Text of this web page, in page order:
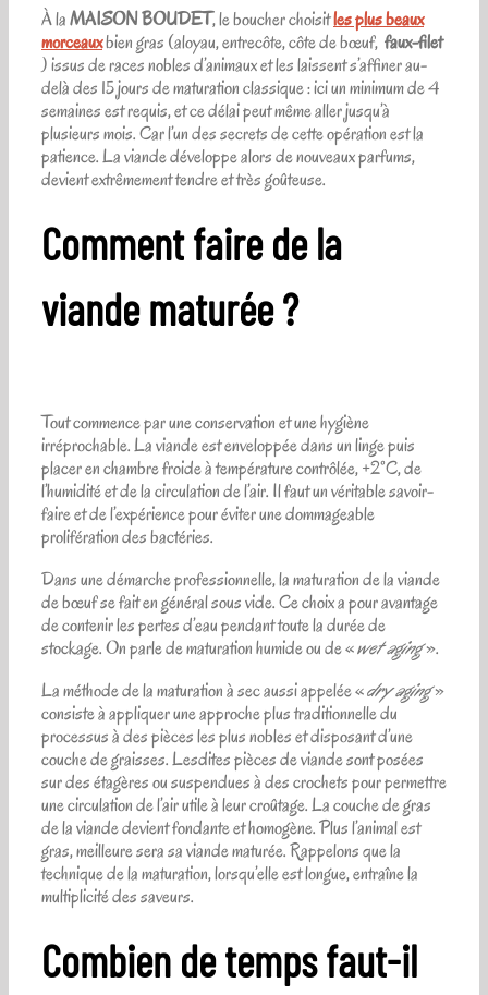
À laMAISON BOUDET, le boucher choisitles plus beaux
morceauxbien gras (aloyau, entrecôte, côte de bœuf, faux-filet
) issus de races nobles d’animaux et les laissent s’affiner au-
delà des 15 jours de maturation classique : ici un minimum de 4
semaines est requis, et ce délai peut même aller jusqu’à
plusieurs mois. Car l’un des secrets de cette opération est la
patience. La viande développe alors de nouveaux parfums,
devient extrêmement tendre et très goûteuse.
Comment faire de la
viande maturée ?
Tout commence par une conservation et une hygiène
irréprochable. La viande est enveloppée dans un linge puis
placer en chambre froide à température contrôlée, +2°C, de
l’humidité et de la circulation de l’air. Il faut un véritable savoir-
faire et de l’expérience pour éviter une dommageable
prolifération des bactéries.
Dans une démarche professionnelle, la maturation de la viande
de bœuf se fait en général sous vide. Ce choix a pour avantage
de contenir les pertes d’eau pendant toute la durée de
stockage. On parle de maturation humide ou de «wet aging».
La méthode de la maturation à sec aussi appelée «dry aging»
consiste à appliquer une approche plus traditionnelle du
processus à des pièces les plus nobles et disposant d’une
couche de graisses. Lesdites pièces de viande sont posées
sur des étagères ou suspendues à des crochets pour permettre
une circulation de l’air utile à leur croûtage. La couche de gras
de la viande devient fondante et homogène. Plus l’animal est
gras, meilleure sera sa viande maturée. Rappelons que la
technique de la maturation, lorsqu’elle est longue, entraîne la
multiplicité des saveurs.
Combien de temps faut-il